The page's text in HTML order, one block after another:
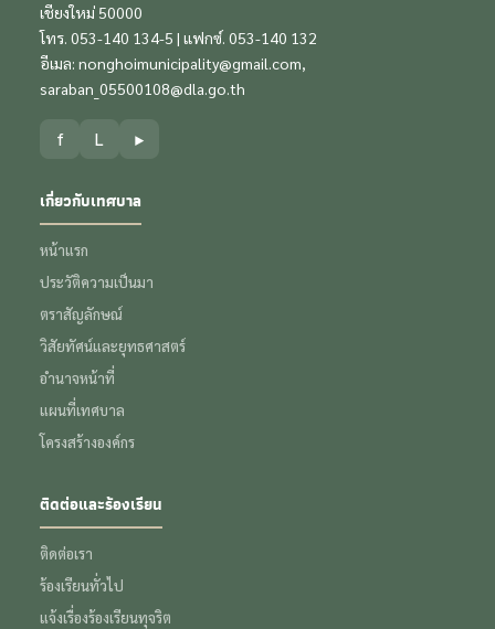
เชียงใหม่ 50000
โทร. 053-140 134-5 | แฟกซ์. 053-140 132
อีเมล: nonghoimunicipality@gmail.com,
saraban_05500108@dla.go.th
f L ▶
เกี่ยวกับเทศบาล
หน้าแรก
ประวัติความเป็นมา
ตราสัญลักษณ์
วิสัยทัศน์และยุทธศาสตร์
อำนาจหน้าที่
แผนที่เทศบาล
โครงสร้างองค์กร
ติดต่อและร้องเรียน
ติดต่อเรา
ร้องเรียนทั่วไป
แจ้งเรื่องร้องเรียนทุจริต